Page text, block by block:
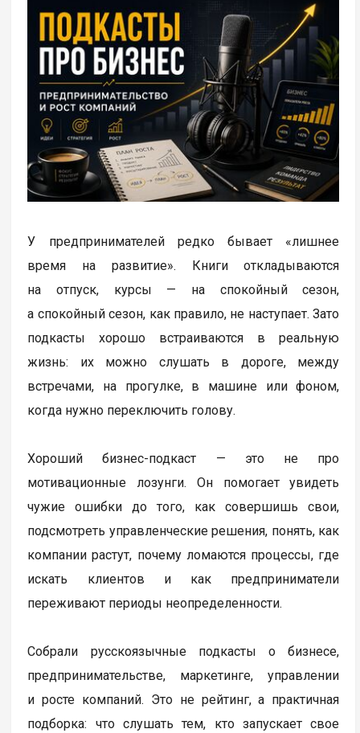
У предпринимателей редко бывает «лишнее
время на развитие». Книги откладываются
на отпуск, курсы — на спокойный сезон,
а спокойный сезон, как правило, не наступает. Зато
подкасты хорошо встраиваются в реальную
жизнь: их можно слушать в дороге, между
встречами, на прогулке, в машине или фоном,
когда нужно переключить голову.
Хороший бизнес-подкаст — это не про
мотивационные лозунги. Он помогает увидеть
чужие ошибки до того, как совершишь свои,
подсмотреть управленческие решения, понять, как
компании растут, почему ломаются процессы, где
искать клиентов и как предприниматели
переживают периоды неопределенности.
Собрали русскоязычные подкасты о бизнесе,
предпринимательстве, маркетинге, управлении
и росте компаний. Это не рейтинг, а практичная
подборка: что слушать тем, кто запускает свое